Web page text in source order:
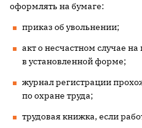
оформлять на бумаге:
приказ об увольнении;
акт о несчастном случае на
в установленной форме;
журнал регистрации
по охране труда;
трудовая книжка, если